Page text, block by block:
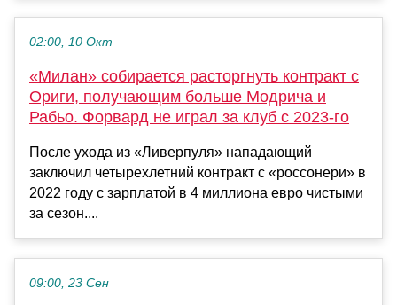
02:00, 10 Окт
«Милан» собирается расторгнуть контракт с
Ориги, получающим больше Модрича и
Рабьо. Форвард не играл за клуб с 2023-го
После ухода из «Ливерпуля» нападающий
заключил четырехлетний контракт с «россонери» в
2022 году с зарплатой в 4 миллиона евро чистыми
за сезон....
09:00, 23 Сен